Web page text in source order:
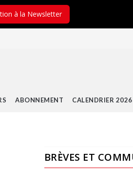
ABONNEMENT CALENDRIER 2026
BRÈVES ET
à la Newsletter